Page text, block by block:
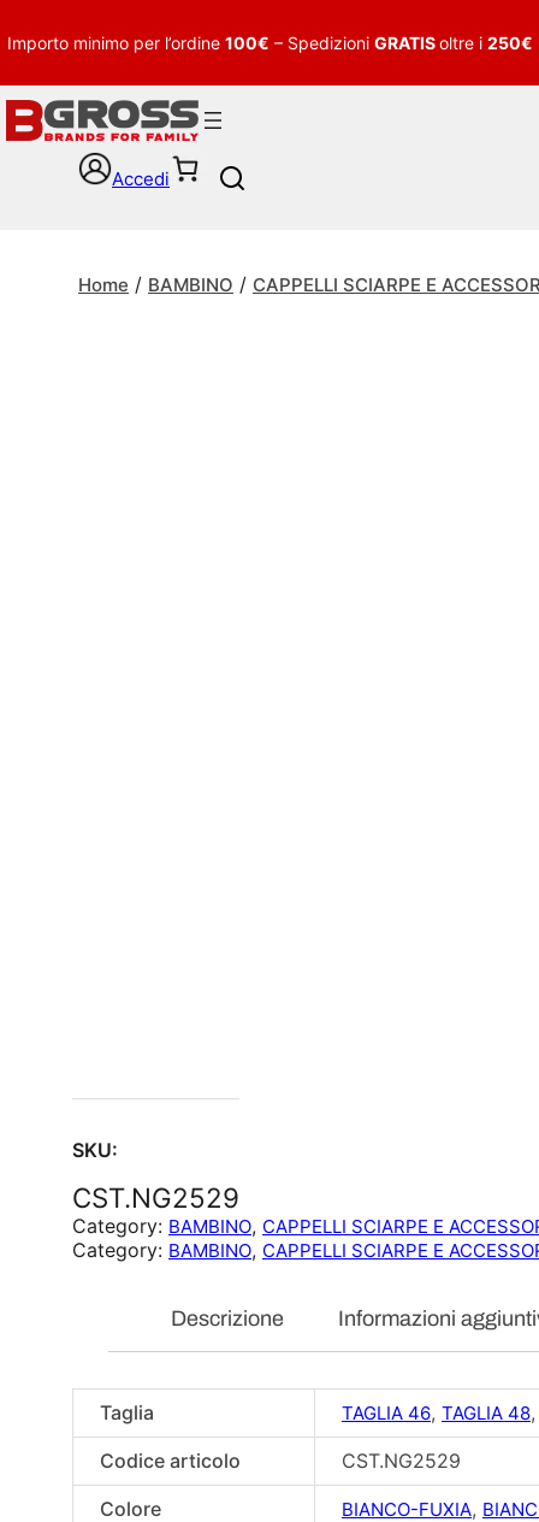
Importo minimo per l’ordine 100€ – Spedizioni GRATISoltre i 250€
Accedi
c
Home / BAMBINO / CAPPELLI SCIARPE E
SKU:
CST.NG2529
Category: BAMBINO, CAPPELLI SCIARPE E
Category: BAMBINO, CAPPELLI SCIARPE E
Descrizione Informazioni
Taglia TAGLIA 46, TAGLIA 48
Codice articolo
CST.NG2529
Colore
BIANCO-FUXIA,